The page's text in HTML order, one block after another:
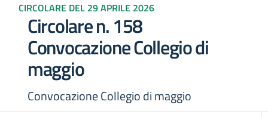
CIRCOLARE DEL 29 APRILE 2026
Circolare n. 158
Convocazione Collegio di
maggio
Convocazione Collegio di maggio